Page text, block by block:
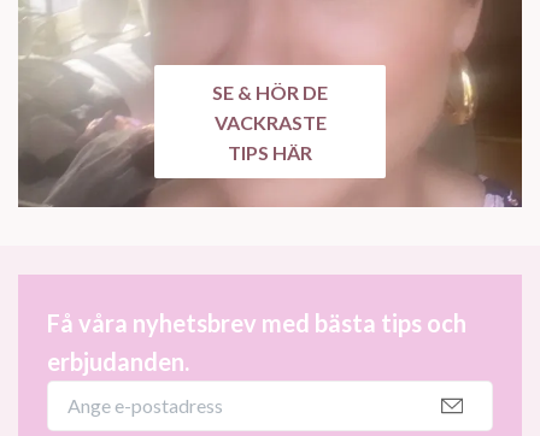
SE & HÖR DE
VACKRASTE
TIPS HÄR
Få våra nyhetsbrev med bästa tips och
erbjudanden.